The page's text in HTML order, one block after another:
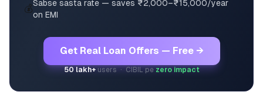
💰Sabse sasta rate — saves ₹2,000–₹15,000/year
on EMI
Get Real Loan Offers — Free →
50 lakh+users · CIBIL pezero impact